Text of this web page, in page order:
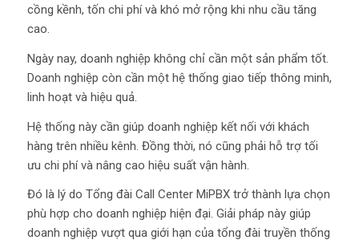
cồng kềnh, tốn chi phí và khó mở rộng khi nhu cầu tăng
cao.
Ngày nay, doanh nghiệp không chỉ cần một sản phẩm tốt.
Doanh nghiệp còn cần một hệ thống giao tiếp thông minh,
linh hoạt và hiệu quả.
Hệ thống này cần giúp doanh nghiệp kết nối với khách
hàng trên nhiều kênh. Đồng thời, nó cũng phải hỗ trợ tối
ưu chi phí và nâng cao hiệu suất vận hành.
Đó là lý do Tổng đài Call Center MiPBX trở thành lựa chọn
phù hợp cho doanh nghiệp hiện đại. Giải pháp này giúp
doanh nghiệp vượt qua giới hạn của tổng đài truyền thống